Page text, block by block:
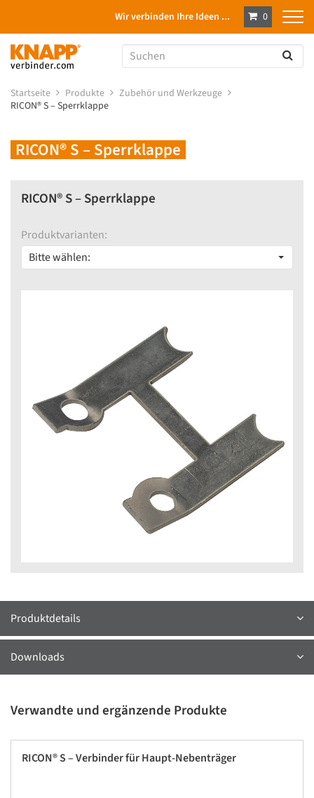
Wir verbinden Ihre Ideen ... 0
Startseite Produkte
Zubehör und Werkzeuge
RICON® S – Sperrklappe
RICON® S – Sperrklappe
RICON® S – Sperrklappe
Produktvarianten:
Bitte wählen:
Produktdetails
Downloads
Verwandte und ergänzende Produkte
RICON® S – Verbinder für Haupt-Nebenträger